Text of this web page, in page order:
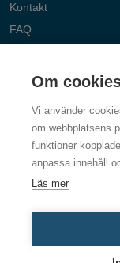
Kontakt
FAQ
Dustcontrol, Box
Om
Vi använder
om webbplatsens
funktioner
anpassa innehåll
Läs mer